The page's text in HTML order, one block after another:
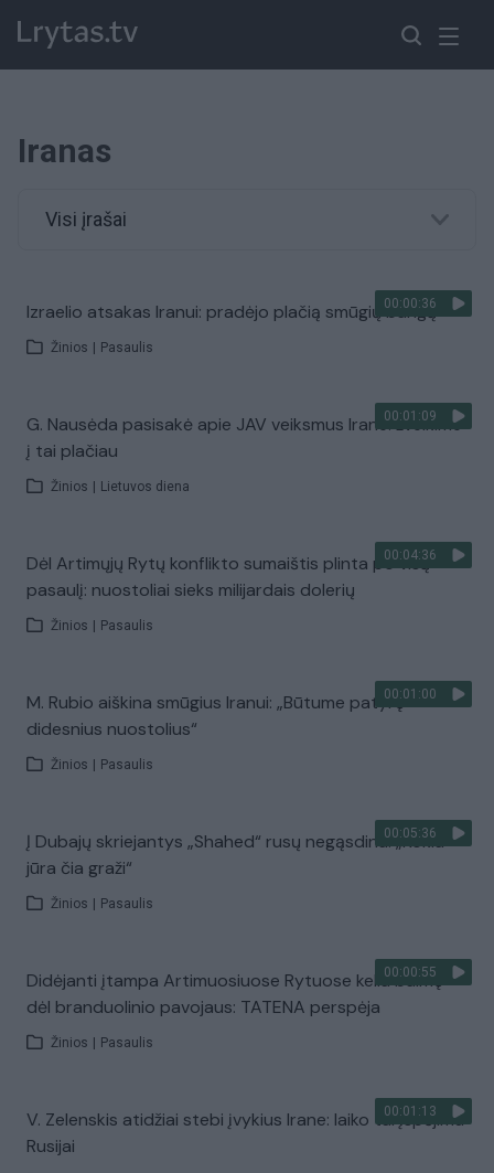
Iranas
Visi įrašai
00:00:36
Izraelio atsakas Iranui: pradėjo plačią smūgių bangą
Žinios Pasaulis
00:01:09
G. Nausėda pasisakė apie JAV veiksmus Irane: žvelkime
į tai plačiau
Žinios Lietuvos diena
00:04:36
Dėl Artimųjų Rytų konflikto sumaištis plinta po visą
pasaulį: nuostoliai sieks milijardais dolerių
Žinios Pasaulis
00:01:00
M. Rubio aiškina smūgius Iranui: „Būtume patyrę
didesnius nuostolius“
Žinios Pasaulis
00:05:36
Į Dubajų skriejantys „Shahed“ rusų negąsdina: „Kokia
jūra čia graži“
Žinios Pasaulis
00:00:55
Didėjanti įtampa Artimuosiuose Rytuose kelia baimę
dėl branduolinio pavojaus: TATENA perspėja
Žinios Pasaulis
00:01:13
V. Zelenskis atidžiai stebi įvykius Irane: laiko tai įspėjimu
Rusijai